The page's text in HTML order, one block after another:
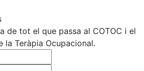
de tot el que passa al COTOC i el
la Teràpia Ocupacional.